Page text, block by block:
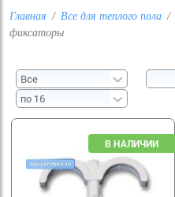
Главная Все для теплого пола
фиксаторы